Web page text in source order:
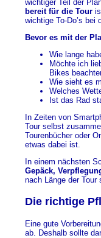
wichtiger Teil der
bereit für die Tour
wichtige To-Do’s bei
Bevor es mit der
Wie lange
Möchte ich
Bikes
Wie sieht es
Welches
Ist das Rad
In Zeiten von
Tour selbst
Tourenbücher oder
etwas dabei ist.
In einem nächsten
Gepäck,
nach Länge der
Die richtige
Eine gute
ab. Deshalb sollte